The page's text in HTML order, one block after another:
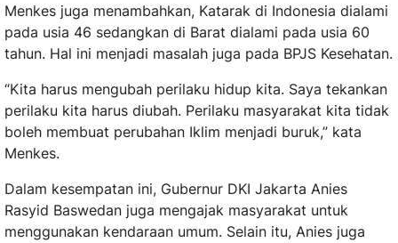
Menkes juga menambahkan, Katarak di Indonesia dialami
pada usia 46 sedangkan di Barat dialami pada usia 60
tahun. Hal ini menjadi masalah juga pada BPJS Kesehatan.
“Kita harus mengubah perilaku hidup kita. Saya tekankan
perilaku kita harus diubah. Perilaku masyarakat kita tidak
boleh membuat perubahan Iklim menjadi buruk,” kata
Menkes.
Dalam kesempatan ini, Gubernur DKI Jakarta Anies
Rasyid Baswedan juga mengajak masyarakat untuk
menggunakan kendaraan umum. Selain itu, Anies juga